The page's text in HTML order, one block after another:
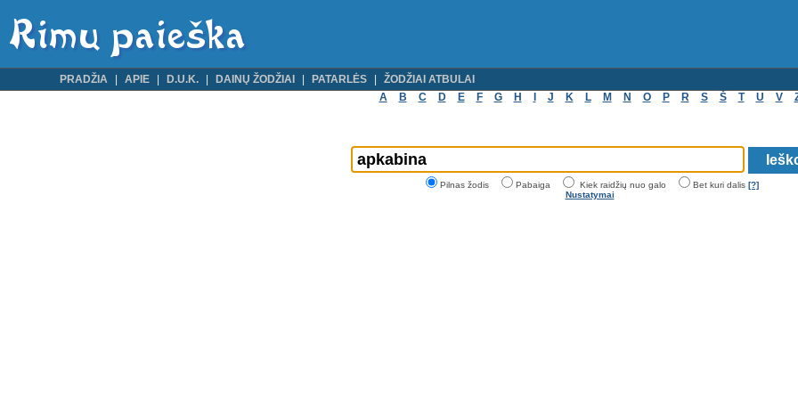
PRADŽIA APIE D.U.K. DAINŲ ŽODŽIAI PATARLĖS
ŽODŽIAI ATBULAI
A
B C D E F G H J K L M N O P R S Š T U V
Pilnas žodis Pabaiga Kiek raidžių nuo galo Bet kuri dalis [?]
Nustatymai